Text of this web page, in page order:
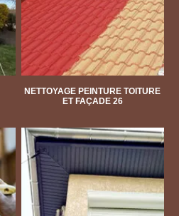
NETTOYAGE PEINTURE TOITURE
ET FAÇADE 26